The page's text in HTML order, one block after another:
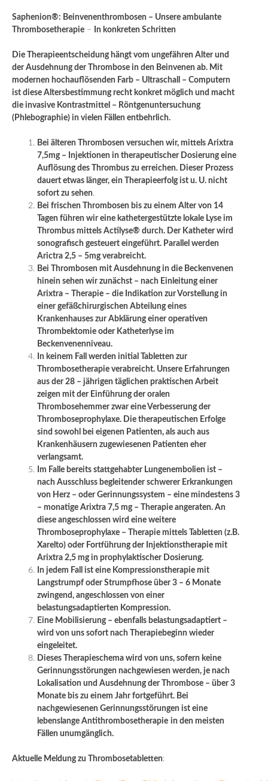
Saphenion®: Beinvenenthrombosen – Unsere ambulante
Thrombosetherapie – In konkreten Schritten
Die Therapieentscheidung hängt vom ungefähren Alter und
der Ausdehnung der Thrombose in den Beinvenen ab. Mit
modernen hochauflösenden Farb – Ultraschall – Computern
ist diese Altersbestimmung recht konkret möglich und macht
die invasive Kontrastmittel – Röntgenuntersuchung
(Phlebographie) in vielen Fällen entbehrlich.
Bei älteren Thrombosen versuchen wir, mittels Arixtra
7,5mg – Injektionen in therapeutischer Dosierung eine
Auflösung des Thrombus zu erreichen. Dieser Prozess
dauert etwas länger, ein Therapieerfolg ist u. U. nicht
sofort zu sehen.
Bei frischen Thrombosen bis zu einem Alter von 14
Tagen führen wir eine kathetergestützte lokale Lyse im
Thrombus mittels Actilyse® durch. Der Katheter wird
sonografisch gesteuert eingeführt. Parallel werden
Arictra 2,5 – 5mg verabreicht.
Bei Thrombosen mit Ausdehnung in die Beckenvenen
hinein sehen wir zunächst – nach Einleitung einer
Arixtra – Therapie – die Indikation zur Vorstellung in
einer gefäßchirurgischen Abteilung eines
Krankenhauses zur Abklärung einer operativen
Thrombektomie oder Katheterlyse im
Beckenvenenniveau.
In keinem Fall werden initial Tabletten zur
Thrombosetherapie verabreicht. Unsere Erfahrungen
aus der 28 – jährigen täglichen praktischen Arbeit
zeigen mit der Einführung der oralen
Thrombosehemmer zwar eine Verbesserung der
Thromboseprophylaxe. Die therapeutischen Erfolge
sind sowohl bei eigenen Patienten, als auch aus
Krankenhäusern zugewiesenen Patienten eher
verlangsamt.
Im Falle bereits stattgehabter Lungenembolien ist –
nach Ausschluss begleitender schwerer Erkrankungen
von Herz – oder Gerinnungssystem – eine mindestens 3
– monatige Arixtra 7,5 mg – Therapie angeraten. An
diese angeschlossen wird eine weitere
Thromboseprophylaxe – Therapie mittels Tabletten (z.B.
Xarelto) oder Fortführung der Injektionstherapie mit
Arixtra 2,5 mg in prophylaktischer Dosierung.
In jedem Fall ist eine Kompressionstherapie mit
Langstrumpf oder Strumpfhose über 3 – 6 Monate
zwingend, angeschlossen von einer
belastungsadaptierten Kompression.
Eine Mobilisierung – ebenfalls belastungsadaptiert –
wird von uns sofort nach Therapiebeginn wieder
eingeleitet.
Dieses Therapieschema wird von uns, sofern keine
Gerinnungsstörungen nachgewiesen werden, je nach
Lokalisation und Ausdehnung der Thrombose – über 3
Monate bis zu einem Jahr fortgeführt. Bei
nachgewiesenen Gerinnungsstörungen ist eine
lebenslange Antithrombosetherapie in den meisten
Fällen unumgänglich.
Aktuelle Meldung zu Thrombosetabletten: